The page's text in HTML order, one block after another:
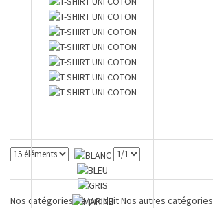
Nos catégories de produitNos autres catégories